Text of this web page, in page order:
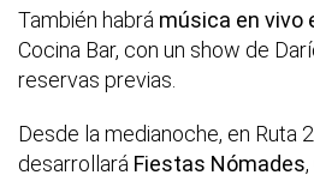
También habrá música en vivo
Cocina Bar, con un show de
reservas previas.
Desde la medianoche, en Ruta
desarrollará Fiestas Nómades